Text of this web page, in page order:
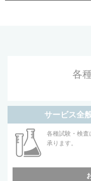
各
サービス全
各種試験・検査
承ります。